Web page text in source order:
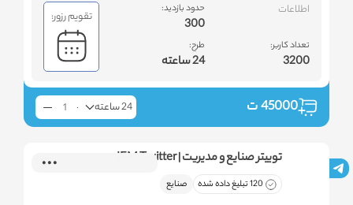
اطلاعات
تعداد کاربر:
3200
حدود بازدید:
300
طرح:
24 ساعته
تقویم رزور:
45000ت 24 ساعته
توییتر صنایع و مدیریت | IEM Twitter
120 تبلیغ داده شده صنایع